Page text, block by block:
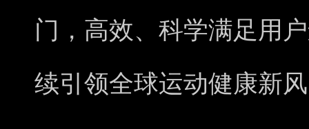
门，高效、科学满足用
续引领全球运动健康新